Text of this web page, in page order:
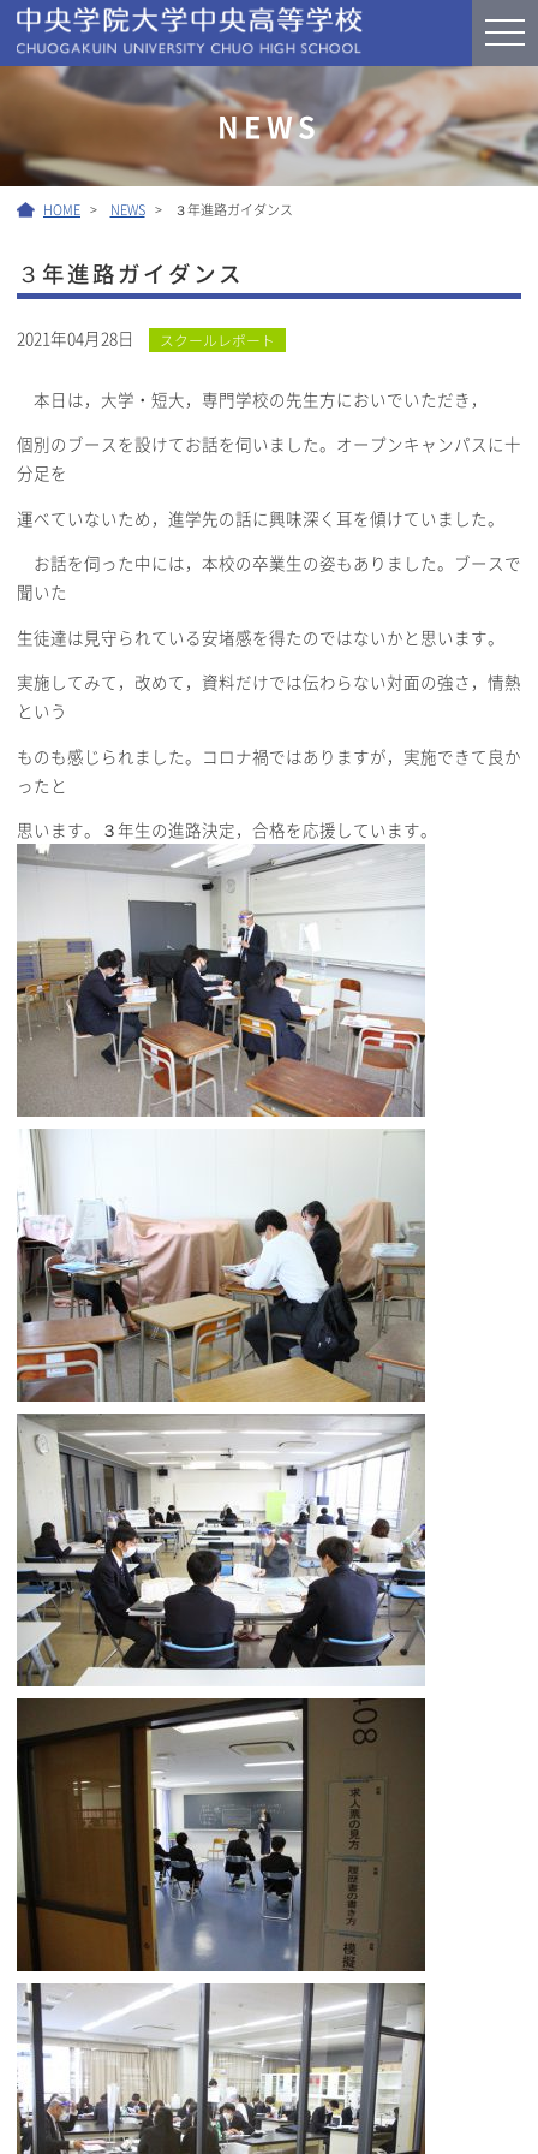
NEWS
HOME NEWS ３年進路ガイダンス
３年進路ガイダンス
2021年04月28日 スクールレポート
本日は，大学・短大，専門学校の先生方においでいただき，
個別のブースを設けてお話を伺いました。オープンキャンパスに十
分足を
運べていないため，進学先の話に興味深く耳を傾けていました。
お話を伺った中には，本校の卒業生の姿もありました。ブースで
聞いた
生徒達は見守られている安堵感を得たのではないかと思います。
実施してみて，改めて，資料だけでは伝わらない対面の強さ，情熱
という
ものも感じられました。コロナ禍ではありますが，実施できて良か
ったと
思います。３年生の進路決定，合格を応援しています。